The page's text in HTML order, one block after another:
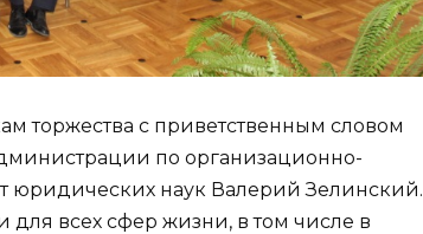
торжества с приветственным словом
по организационно-
юридических наук Валерий Зелинский.
всех сфер жизни, в том числе в